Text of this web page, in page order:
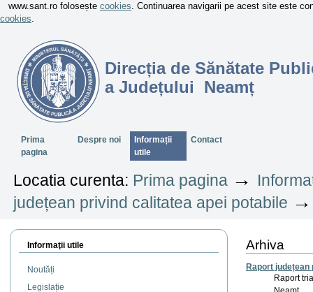
www.sant.ro folosește cookies. Continuarea navigarii pe acest site este
cookies.
Direcția de Sănătate
a Județului Neamț
SectiuniPrima
pagina
Despre noi
Informații
utile
Contact
Locatia curenta: Prima pagina →
județean privind calitatea apei potabile
Informaţii utile
Noutăți
Legislație
Arhiva
Raport
Raport